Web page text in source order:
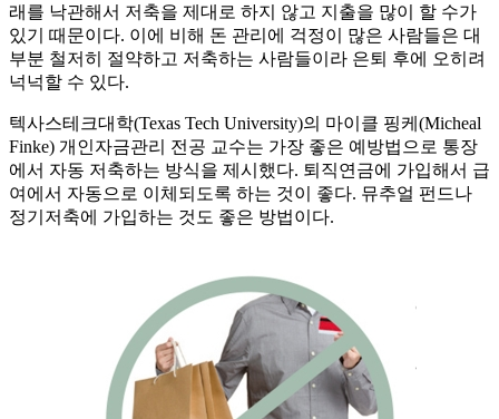
래를 낙관해서 저축을 제대로 하지 않고 지출을 많이 할 수가
있기 때문이다. 이에 비해 돈 관리에 걱정이 많은 사람들은 대
부분 철저히 절약하고 저축하는 사람들이라 은퇴 후에 오히려
넉넉할 수 있다.
텍사스테크대학(Texas Tech University)의 마이클 핑케(Micheal
Finke) 개인자금관리 전공 교수는 가장 좋은 예방법으로 통장
에서 자동 저축하는 방식을 제시했다. 퇴직연금에 가입해서 급
여에서 자동으로 이체되도록 하는 것이 좋다. 뮤추얼 펀드나
정기저축에 가입하는 것도 좋은 방법이다.